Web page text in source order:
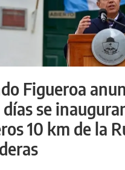
Figueroa
se
10 km de la